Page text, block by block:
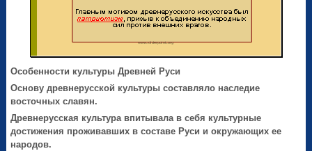
Особенности культуры Древней Руси
Основу древнерусской культуры составляло наследие
восточных славян.
Древнерусская культура впитывала в себя культурные
достижения проживавших в составе Руси и окружающих ее
народов.